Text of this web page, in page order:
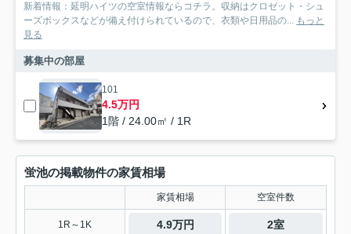
新着情報：延明ハイツの空室情報ならコチラ。収納はクロゼット・シュ
ーズボックスなどが備え付けられているので、衣類や日用品の... もっと
見る
募集中の部屋
101
4.5万円
1階 / 24.00㎡ / 1R
蛍池の掲載物件の家賃相場
家賃相場 空室件数
1R～1K 4.9万円 2室